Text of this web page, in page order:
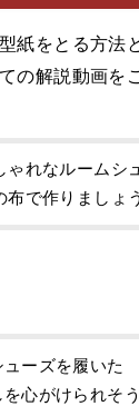
紙をとる方法
の解説動画を
ゃれなルームシ
布で作りましょ
ーズを履いた
心がけられそう